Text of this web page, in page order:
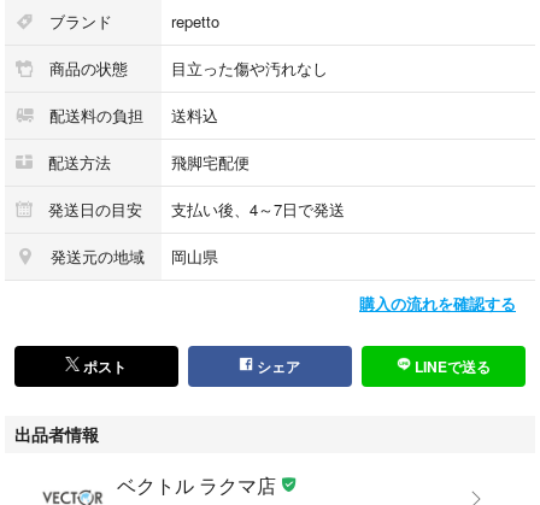
他サイトや店舗にて販売している商品です。多少のお時間差にて欠品にな
ることもございます。予めご了承頂ますようお願い致します。
こちらの商品はラクマ公式パートナーのベクトルによって出品されていま
す。
ブランド repetto
商品の状態 目立った傷や汚れなし
配送料の負担 送料込
配送方法 飛脚宅配便
発送日の目安 支払い後、4～7日で発送
発送元の地域 岡山県
購入の流れを確認する
ポスト シェア LINEで送る
出品者情報
ベクトル ラクマ店